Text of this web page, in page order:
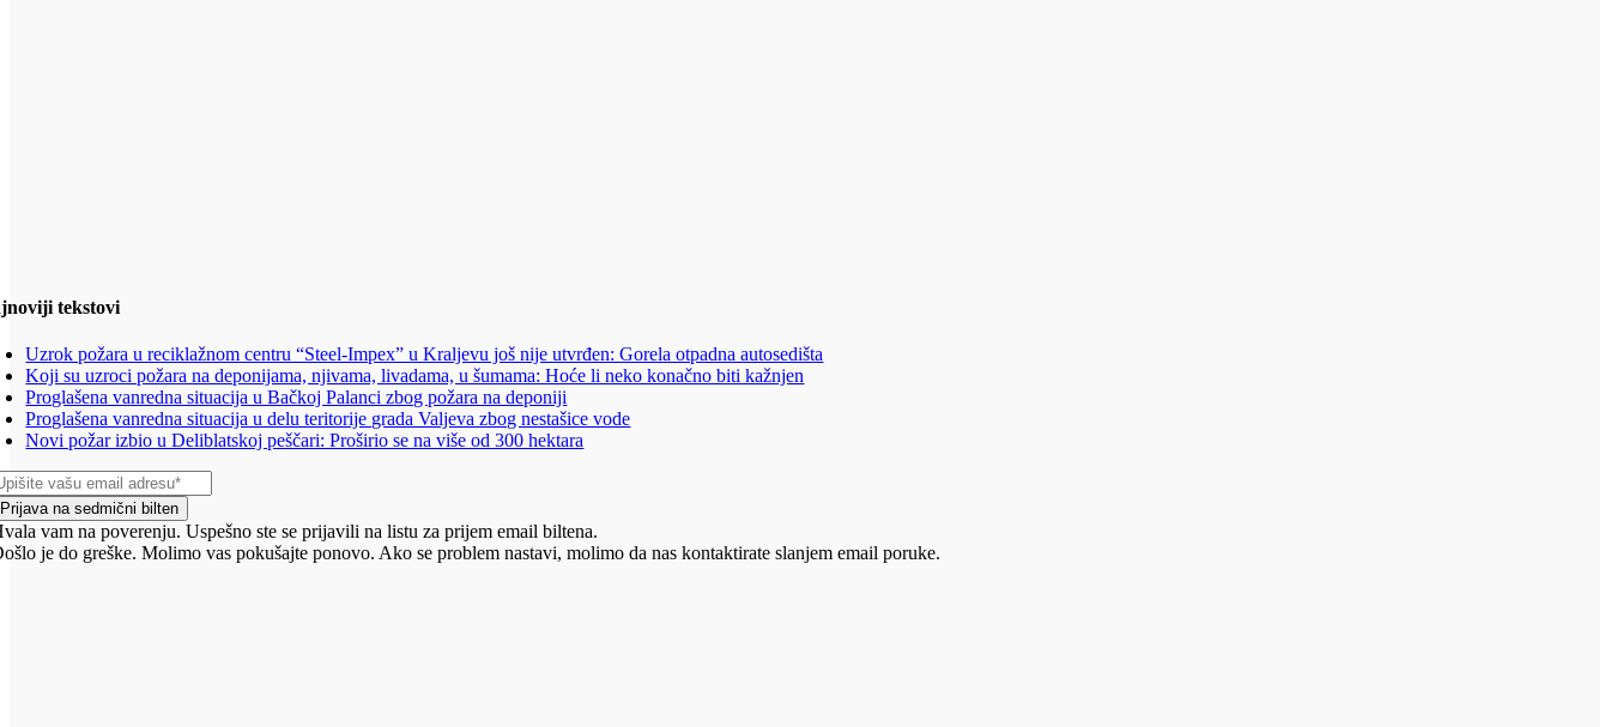
tekstovi
Uzrok požara u reciklažnom centru “Steel-Impex” u Kraljevu još nije utvrđen: Gorela otpadna autosedišta
Koji su uzroci požara na deponijama, njivama, livadama, u šumama: Hoće li neko konačno biti kažnjen
Proglašena vanredna situacija u Bačkoj Palanci zbog požara na deponiji
Proglašena vanredna situacija u delu teritorije grada Valjeva zbog nestašice vode
Novi požar izbio u Deliblatskoj peščari: Proširio se na više od 300 hektara
Prijava na sedmični bilten
vam na poverenju. Uspešno ste se prijavili na listu za prijem email biltena.
je do greške. Molimo vas pokušajte ponovo. Ako se problem nastavi, molimo da nas kontaktirate slanjem email poruke.